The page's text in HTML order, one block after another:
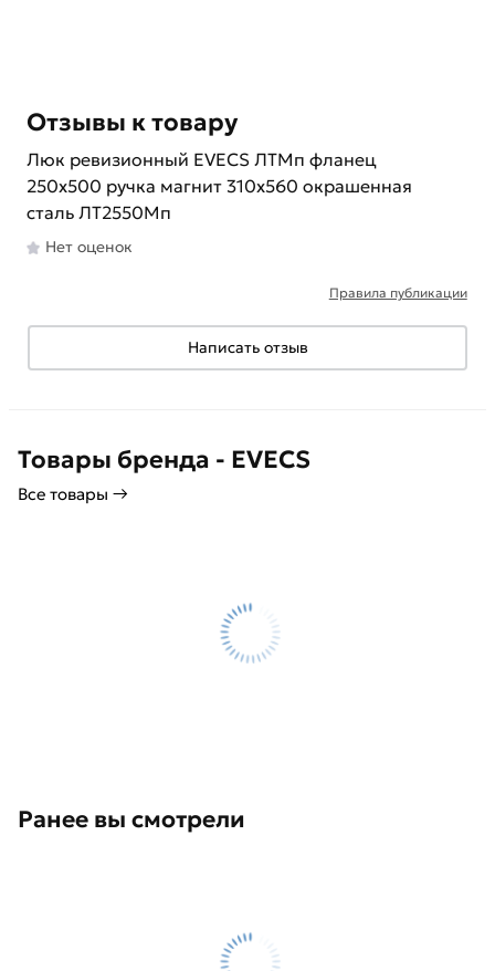
Отзывы к товару
Люк ревизионный EVECS ЛТМп фланец
250x500 ручка магнит 310x560 окрашенная
сталь ЛТ2550Мп
Нет оценок
Правила публикации
Написать отзыв
Товары бренда - EVECS
Все товары →
Ранее вы смотрели